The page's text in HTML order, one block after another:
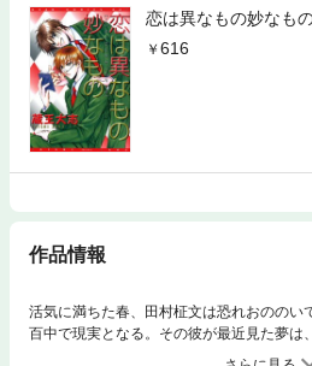
恋は異なもの妙なも
616
作品情報
活気に満ちた春、田村柾文は恐れおののい
百中で現実となる。その彼が最近見た夢は
がなんと、相手が男だったのだ……。そし